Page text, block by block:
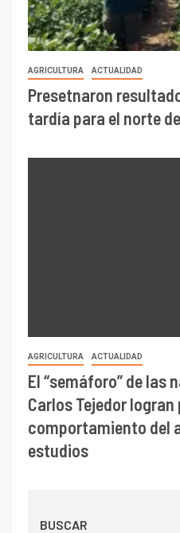
AGRICULTURA ACTUALIDAD
Presetnaron
tardía para el norte
AGRICULTURA ACTUALIDAD
El “semáforo” de las
Carlos Tejedor logran
comportamiento del
estudios
BUSCAR